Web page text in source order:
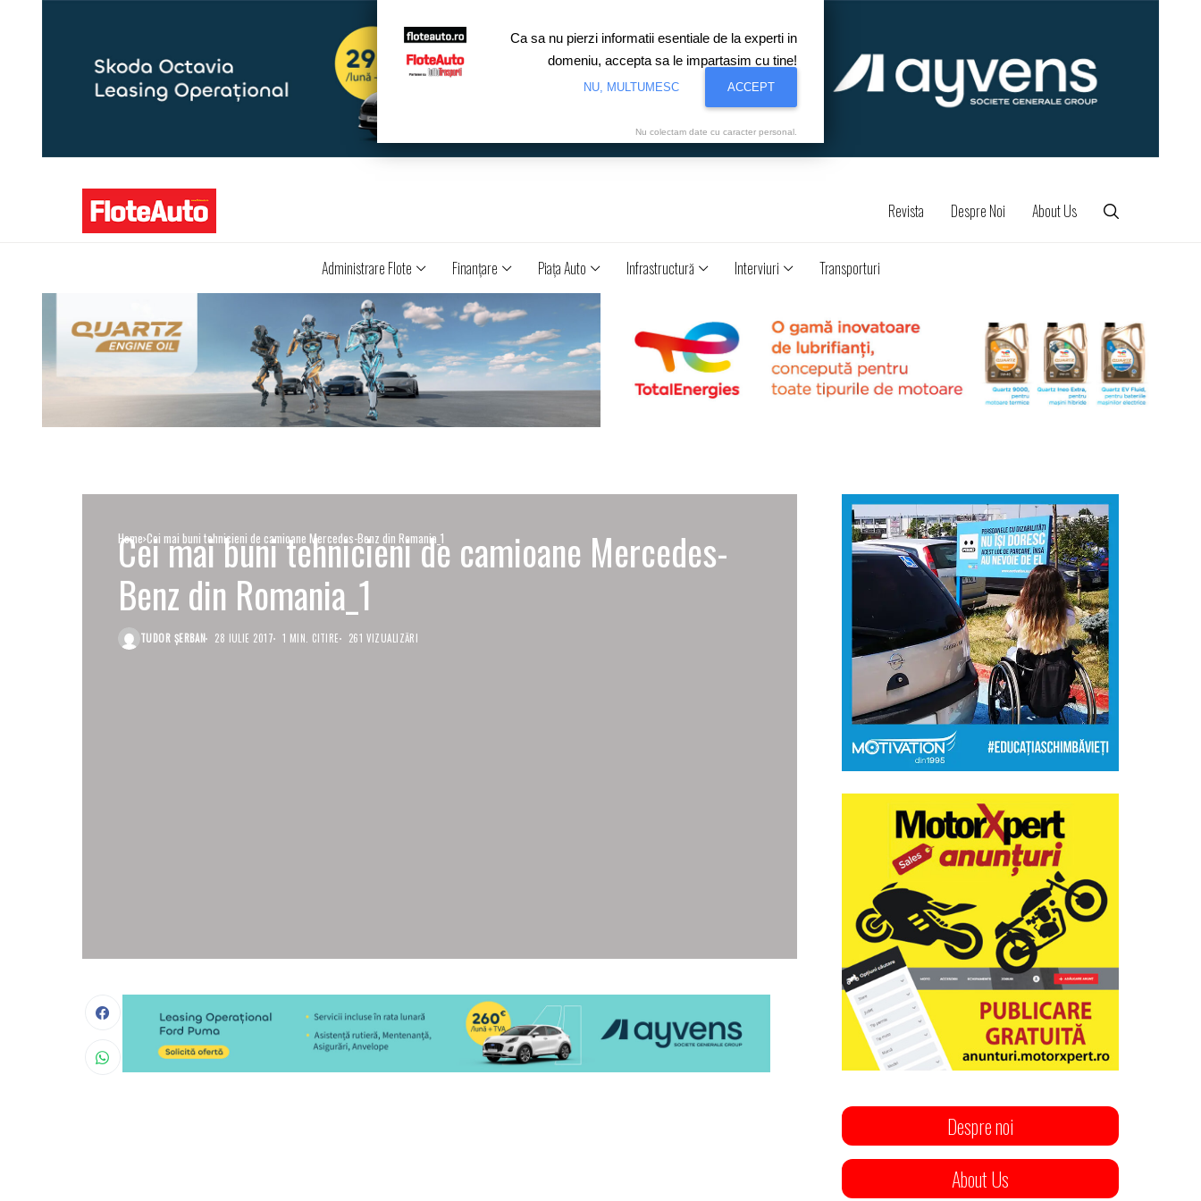
Revista Despre Noi About Us
Administrare Flote Finanţare Piaţa Auto Infrastructură Interviuri Transporturi
Home Cei mai buni tehnicieni de camioane Mercedes-Benz din Romania_1
Cei mai buni tehnicieni de camioane Mercedes-
Benz din Romania_1
TUDOR ȘERBAN 28 IULIE 2017 1 MIN. CITIRE 261 VIZUALIZĂRI
Despre noi
About Us
Ca sa nu pierzi informatii esentiale de la experti in
domeniu, accepta sa le impartasim cu tine!
NU, MULTUMESC ACCEPT
Nu colectam date cu caracter personal.